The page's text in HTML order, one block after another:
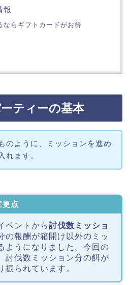
報
ならギフトカードがお得
ティーの基本
のように、ミッションを進め
れます。
更点
ベントから討伐数ミッショ
の報酬が箱開け以外のミッ
ようになりました。今回の
討伐数ミッション分の餌が
振られています。